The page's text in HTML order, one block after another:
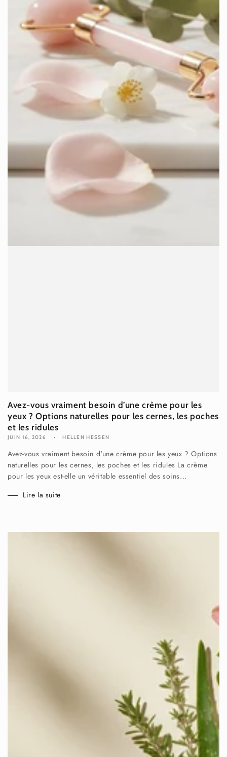
Avez-vous vraiment besoin d’une crème pour les
yeux ? Options naturelles pour les cernes, les poches
et les ridules
JUIN 16, 2026 HELLEN HESSEN
Avez-vous vraiment besoin d'une crème pour les yeux ? Options
naturelles pour les cernes, les poches et les ridules La crème
pour les yeux est-elle un véritable essentiel des soins...
Lire la suite